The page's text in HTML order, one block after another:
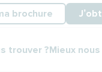
brochure
trouver ?Mieux